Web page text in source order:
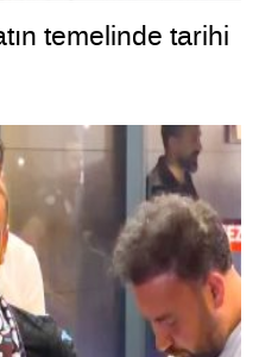
temelinde tarihi